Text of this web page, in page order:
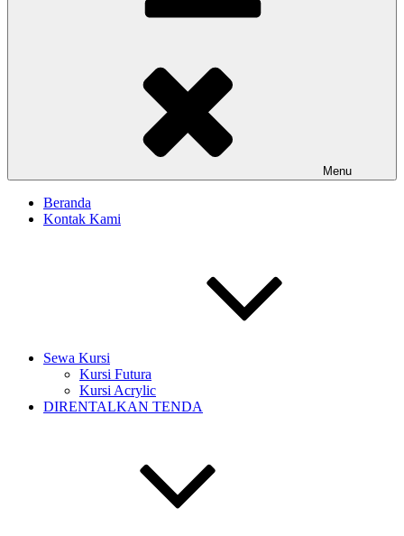
Menu
Beranda
Kontak Kami
Sewa Kursi
Kursi Futura
Kursi Acrylic
DIRENTALKAN TENDA